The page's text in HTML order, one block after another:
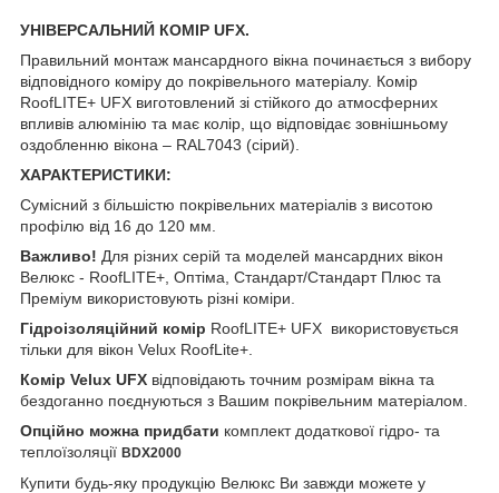
УНІВЕРСАЛЬНИЙ КОМІР UFX.
Правильний монтаж мансардного вікна починається з вибору
відповідного коміру до покрівельного матеріалу. Комір
RoofLITE+ UFX виготовлений зі стійкого до атмосферних
впливів алюмінію та має колір, що відповідає зовнішньому
оздобленню вікона – RAL7043 (сірий).
ХАРАКТЕРИСТИКИ:
Сумісний з більшістю покрівельних матеріалів з висотою
профілю від 16 до 120 мм.
Важливо! Для різних серій та моделей мансардних вікон
Велюкс - RoofLITE+, Оптіма, Стандарт/Стандарт Плюс та
Преміум використовують різні коміри.
Гідроізоляційний комір RoofLITE+ UFX використовується
тільки для вікон Velux RoofLite+.
Комір Velux UFX відповідають точним розмірам вікна та
бездоганно поєднуються з Вашим покрівельним матеріалом.
Опційно можна придбати комплект додаткової гідро- та
теплоїзоляції BDX2000
Купити будь-яку продукцію Велюкс Ви завжди можете у